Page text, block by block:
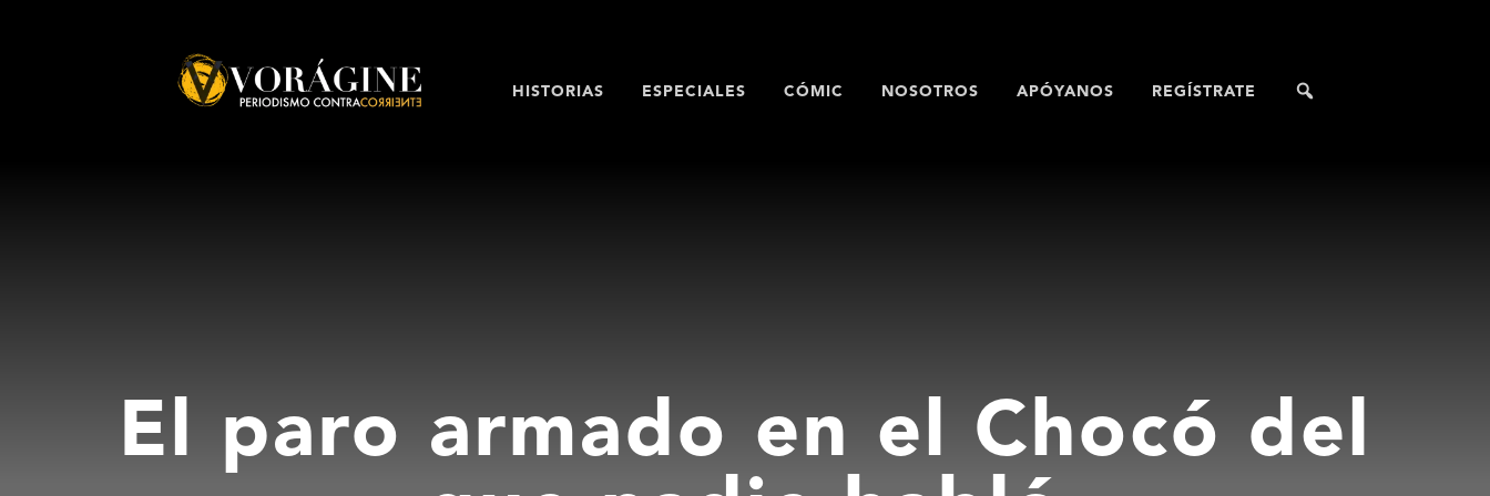
HISTORIAS ESPECIALES CÓMIC NOSOTROS APÓYANOS REGÍSTRATE
El paro armado en el Chocó del